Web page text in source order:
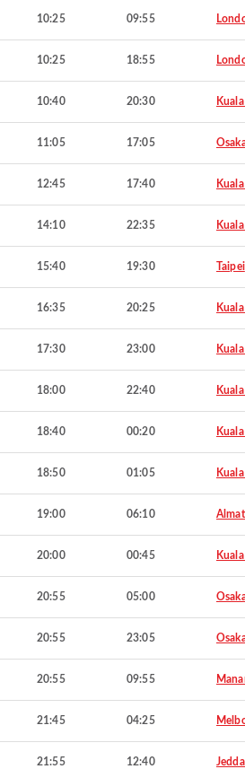
10:25 09:55
10:25 18:55
10:40 20:30
11:05 17:05
12:45 17:40
14:10 22:35
15:40 19:30 Taipei
16:35 20:25
17:30 23:00
18:00 22:40
18:40 00:20
18:50 01:05
19:00 06:10
20:00 00:45
20:55 05:00
20:55 23:05
20:55 09:55
21:45 04:25
21:55 12:40